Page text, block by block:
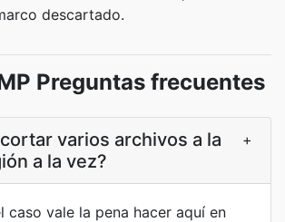
descartado.
Preguntas frecuentes
varios archivos a la
a la vez?
+
caso vale la pena hacer aquí en